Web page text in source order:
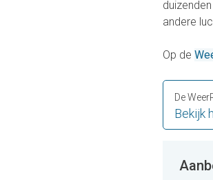
andere
Op de
Bekijk
De